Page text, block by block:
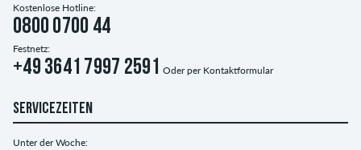
Kostenlose Hotline:
0800 0700 44
Festnetz:
+49 3641 7997 2591 Oder per Kontaktformular
SERVICEZEITEN
Unter der Woche: